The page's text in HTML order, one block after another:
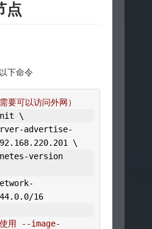
点
下命令
要可以访问外网）
init \
-advertise-
. 220.201 \
-version
-
. 0.0/16
用 --image-